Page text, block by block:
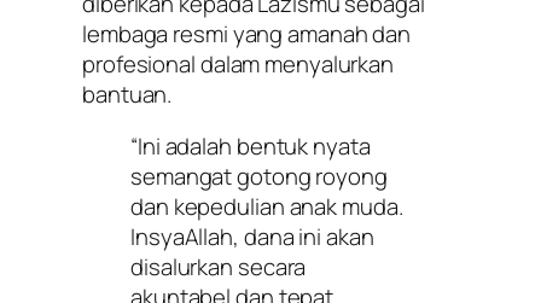
lembaga resmi yang amanah dan
profesional dalam menyalurkan
bantuan.
“Ini adalah bentuk nyata
semangat gotong royong
dan kepedulian anak muda.
InsyaAllah, dana ini akan
disalurkan secara